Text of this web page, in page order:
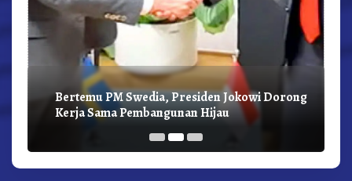
Bertemu PM Swedia, Presiden Jokowi Dorong
Kerja Sama Pembangunan Hijau